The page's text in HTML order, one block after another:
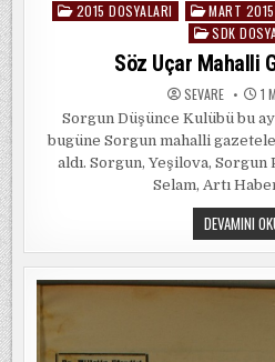
Posted
2015 DOSYALARI
MART
SDK
Söz Uçar Mahalli
SEVARE 1
Sorgun Düşünce Kulübü bu
bugüne Sorgun mahalli
aldı. Sorgun, Yeşilova, Sorgun
Selam, Artı
DEVAMINI